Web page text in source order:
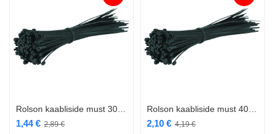
2,89€
1,44€ 4,19€
2,10 €